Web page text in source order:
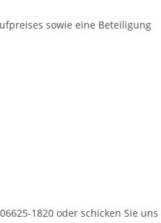
sowie eine Beteiligung
1820 oder schicken Sie uns